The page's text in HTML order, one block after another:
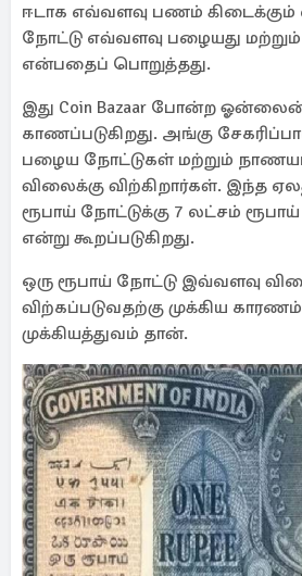
ஈடாக எவ்வளவு பணம் கிடைக்கும்
நோட்டு எவ்வளவு பழையது
என்பதைப் பொறுத்தது.
இது Coin Bazaar போன்ற
காணப்படுகிறது. அங்கு
பழைய நோட்டுகள் மற்றும்
விலைக்கு விற்கிறார்கள். இந்த
ரூபாய் நோட்டுக்கு 7 லட்சம்
என்று கூறப்படுகிறது.
ஒரு ரூபாய் நோட்டு இவ்வளவு
விற்கப்படுவதற்கு முக்கிய
முக்கியத்துவம் தான்.